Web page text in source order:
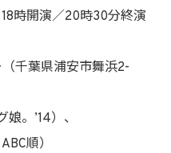
時開演／20時30分終演
千葉県浦安市舞浜2-
。’14）、
順）